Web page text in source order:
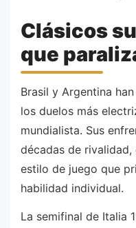
Clásicos
que
Brasil y Argentina
los duelos más
mundialista. Sus
décadas de
estilo de juego que
habilidad individual.
La semifinal de Italia